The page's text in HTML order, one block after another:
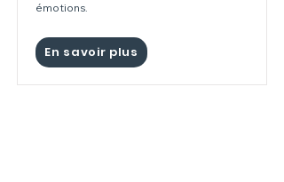
émotions.
En savoir plus